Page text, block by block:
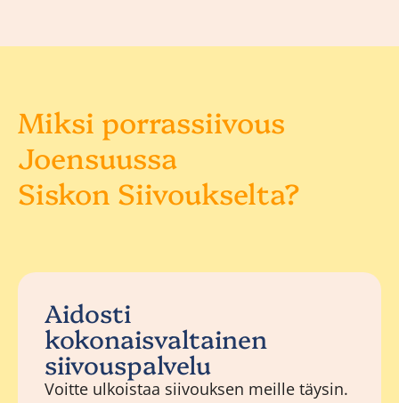
Miksi porrassiivous
Joensuussa
Siskon Siivoukselta?
Aidosti
kokonaisvaltainen
siivouspalvelu
Voitte ulkoistaa siivouksen meille täysin.